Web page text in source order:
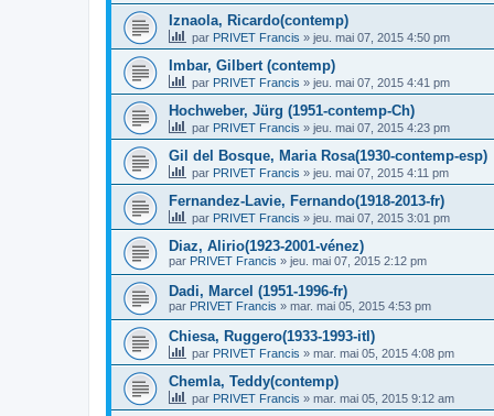
Iznaola, Ricardo(contemp)
par PRIVET Francis » jeu. mai 07, 2015 4:50 pm
Imbar, Gilbert (contemp)
par PRIVET Francis » jeu. mai 07, 2015 4:41 pm
Hochweber, Jürg (1951-contemp-Ch)
par PRIVET Francis » jeu. mai 07, 2015 4:23 pm
Gil del Bosque, Maria Rosa(1930-contemp-esp)
par PRIVET Francis » jeu. mai 07, 2015 4:11 pm
Fernandez-Lavie, Fernando(1918-2013-fr)
par PRIVET Francis » jeu. mai 07, 2015 3:01 pm
Diaz, Alirio(1923-2001-vénez)
par PRIVET Francis » jeu. mai 07, 2015 2:12 pm
Dadi, Marcel (1951-1996-fr)
par PRIVET Francis » mar. mai 05, 2015 4:53 pm
Chiesa, Ruggero(1933-1993-itl)
par PRIVET Francis » mar. mai 05, 2015 4:08 pm
Chemla, Teddy(contemp)
par PRIVET Francis » mar. mai 05, 2015 9:12 am